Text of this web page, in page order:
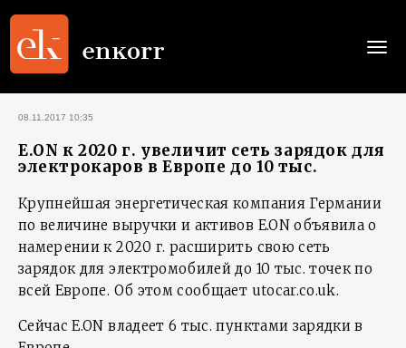
08.11.2017 10:35
E.ON к 2020 г. увеличит сеть зарядок для
электрокаров в Европе до 10 тыс.
Крупнейшая энергетическая компания Германии
по величине выручки и активов E.ON объявила о
намерении к 2020 г. расширить свою сеть
зарядок для электромобилей до 10 тыс. точек по
всей Европе. Об этом сообщает utocar.co.uk.
Сейчас E.ON владеет 6 тыс. пунктами зарядки в